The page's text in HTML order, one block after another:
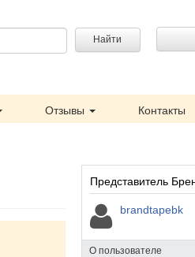
Найти
Отзывы Контакты
Представитель
brandtapebk
О пользователе